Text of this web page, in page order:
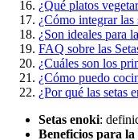
¿Qué platos
¿Cómo integrar las
¿Son ideales para
FAQ sobre las
¿Cuáles son los
¿Cómo puedo
¿Por qué las setas
Setas enoki:
Beneficios para la